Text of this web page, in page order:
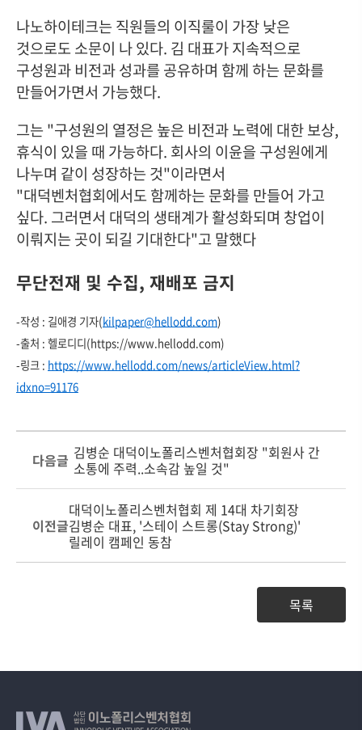
나노하이테크는 직원들의 이직룰이 가장 낮은
것으로도 소문이 나 있다. 김 대표가 지속적으로
구성원과 비전과 성과를 공유하며 함께 하는 문화를
만들어가면서 가능했다.
그는 "구성원의 열정은 높은 비전과 노력에 대한 보상,
휴식이 있을 때 가능하다. 회사의 이윤을 구성원에게
나누며 같이 성장하는 것"이라면서
"대덕벤처협회에서도 함께하는 문화를 만들어 가고
싶다. 그러면서 대덕의 생태계가 활성화되며 창업이
이뤄지는 곳이 되길 기대한다"고 말했다
무단전재 및 수집, 재배포 금지
-작성 : 길애경 기자(kilpaper@hellodd.com)
-출처 : 헬로디디(https://www.hellodd.com)
-링크 : https://www.hellodd.com/news/articleView.html?
idxno=91176
다음글 김병순 대덕이노폴리스벤처협회장 "회원사 간
소통에 주력..소속감 높일 것"
이전글
대덕이노폴리스벤처협회 제 14대 차기회장
김병순 대표, '스테이 스트롱(Stay Strong)'
릴레이 캠페인 동참
목록